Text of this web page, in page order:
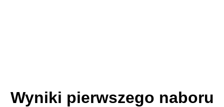
Wyniki pierwszego naboru